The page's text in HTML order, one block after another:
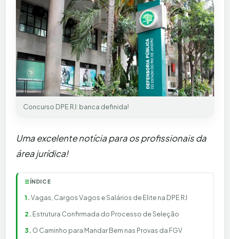
Concurso DPE RJ: banca definida!
Uma excelente notícia para os profissionais da
área jurídica!
☰ÍNDICE
Vagas, Cargos Vagos e Salários de Elite na DPE RJ
Estrutura Confirmada do Processo de Seleção
O Caminho para Mandar Bem nas Provas da FGV